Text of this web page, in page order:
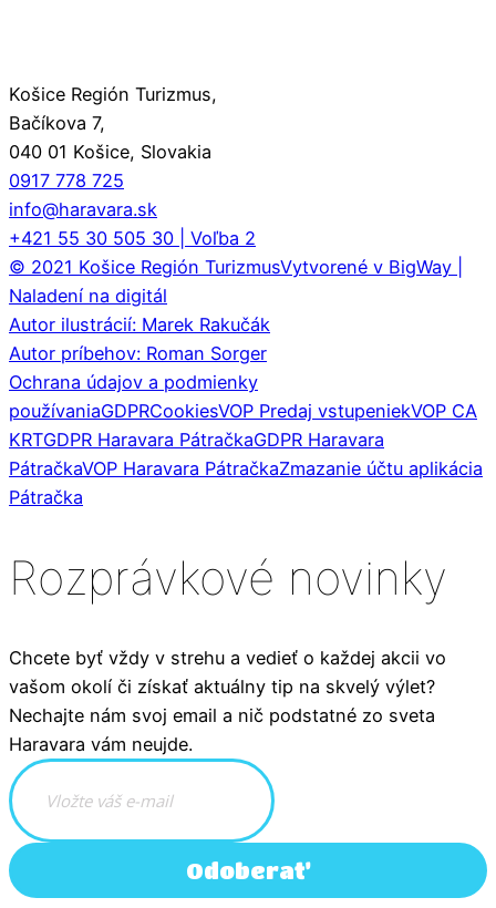
Košice Región Turizmus,
Bačíkova 7,
040 01 Košice, Slovakia
0917 778 725
info@haravara.sk
+421 55 30 505 30 | Voľba 2
© 2021 Košice Región TurizmusVytvorené v BigWay |
Naladení na digitál
Autor ilustrácií: Marek Rakučák
Autor príbehov: Roman Sorger
Ochrana údajov a podmienky
používaniaGDPRCookiesVOP Predaj vstupeniekVOP CA
KRTGDPR Haravara PátračkaGDPR Haravara
PátračkaVOP Haravara PátračkaZmazanie účtu aplikácia
Pátračka
Rozprávkové novinky
Chcete byť vždy v strehu a vedieť o každej akcii vo
vašom okolí či získať aktuálny tip na skvelý výlet?
Nechajte nám svoj email a nič podstatné zo sveta
Haravara vám neujde.
Odoberať